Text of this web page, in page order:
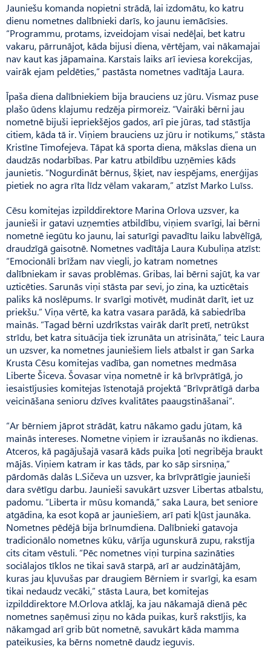
Jauniešu komanda nopietni strādā, lai izdomātu, ko katru
dienu nometnes dalībnieki darīs, ko jaunu iemācīsies.
“Programmu, protams, izveidojam visai nedēļai, bet katru
vakaru, pārrunājot, kāda bijusi diena, vērtējam, vai nākamajai
nav kaut kas jāpamaina. Karstais laiks arī ieviesa korekcijas,
vairāk ejam peldēties,” pastāsta nometnes vadītāja Laura.
Īpaša diena dalībniekiem bija brauciens uz jūru. Vismaz puse
plašo ūdens klajumu redzēja pirmoreiz. “Vairāki bērni jau
nometnē bijuši iepriekšējos gados, arī pie jūras, tad stāstīja
citiem, kāda tā ir. Viņiem brauciens uz jūru ir notikums,” stāsta
Kristīne Timo­fejeva. Tāpat kā sporta diena, mākslas diena un
daudzās nodarbības. Par katru atbildību uzņēmies kāds
jaunietis. “Nogurdināt bērnus, šķiet, nav iespējams, enerģijas
pietiek no agra rīta līdz vēlam vakaram,” atzīst Marko Luīss.
Cēsu komitejas izpilddirektore Marina Orlova uzsver, ka
jaunieši ir gatavi uzņemties atbildību, viņiem svarīgi, lai bērni
nometnē iegūtu ko jaunu, lai saturīgi pavadītu laiku labvēlīgā,
draudzīgā gaisotnē. Nometnes vadītāja Laura Kubuliņa atzīst:
“Emocionāli brīžam nav viegli, jo katram nometnes
dalībniekam ir savas problēmas. Gribas, lai bērni sajūt, ka var
uzticēties. Sarunās viņi stāsta par sevi, jo zina, ka uzticētais
paliks kā noslēpums. Ir svarīgi motivēt, mudināt darīt, iet uz
priekšu.” Viņa vērtē, ka katra vasara parādā, kā sabiedrība
mainās. “Tagad bērni uzdrīkstas vairāk darīt pretī, netrūkst
strīdu, bet katra situācija tiek izrunāta un atrisināta,” teic Laura
un uzsver, ka nometnes jauniešiem liels atbalst ir gan Sarka
Krusta Cēsu komitejas vadība, gan nometnes medmāsa
Liberte Šiceva. Šovasar viņa nometnē ir kā brīvprātīgā, jo
iesaistījusies komitejas īstenotajā projektā “Brīvprātīgā darba
veicināšana senioru dzīves kvalitātes paaugstināšanai”.
“Ar bērniem jāprot strādāt, katru nākamo gadu jūtam, kā
mainās intereses. Nometne viņiem ir izraušanās no ikdienas.
Atceros, kā pagājušajā vasarā kāds puika ļoti negribēja braukt
mājās. Viņiem katram ir kas tāds, par ko sāp sirsniņa,”
pārdomās dalās L.Sičeva un uzsver, ka brīvprātīgie jaunieši
dara svētīgu darbu. Jaunieši savukārt uzsver Libertas atbalstu,
padomu. “Liberta ir mūsu komandā,” saka Laura, bet seniore
atgādina, ka esot kopā ar jauniešiem, arī pati kļūst jaunāka.
Nometnes pēdējā bija brīnumdiena. Dalībnieki gatavoja
tradicionālo nometnes kūku, vārīja ugunskurā zupu, rakstīja
cits citam vēstuli. “Pēc nometnes viņi turpina sazināties
sociālajos tīklos ne tikai savā starpā, arī ar audzinātājām,
kuras jau kļuvušas par draugiem Bērniem ir svarīgi, ka esam
tikai nedaudz vecāki,” stāsta Laura, bet komitejas
izpilddirektore M.Orlova atklāj, ka jau nākamajā dienā pēc
nometnes saņēmusi ziņu no kāda puikas, kurš rakstījis, ka
nākamgad arī grib būt nometnē, savukārt kāda mamma
pateikusies, ka bērns nometnē daudz ieguvis.